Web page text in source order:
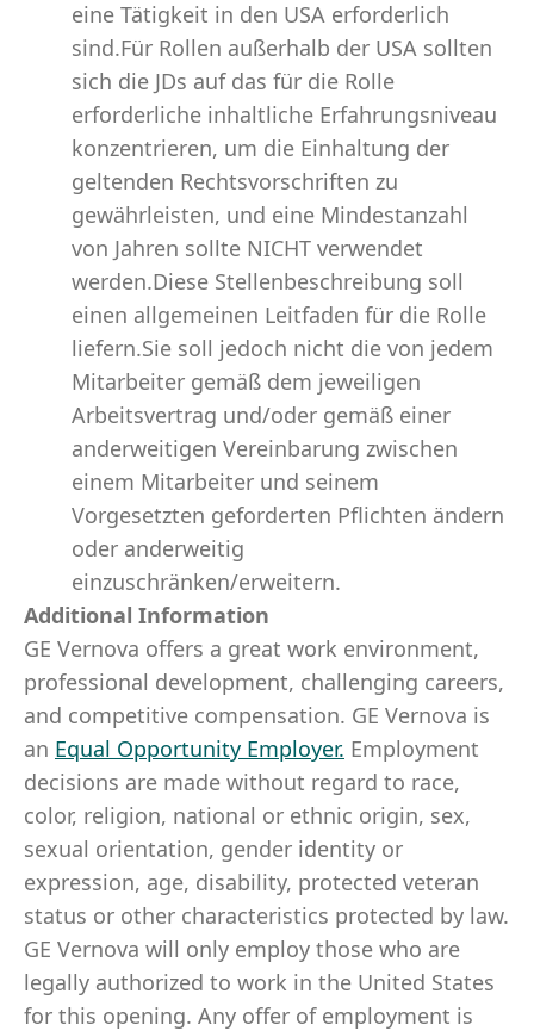
eine Tätigkeit in den USA erforderlich
sind.Für Rollen außerhalb der USA sollten
sich die JDs auf das für die Rolle
erforderliche inhaltliche Erfahrungsniveau
konzentrieren, um die Einhaltung der
geltenden Rechtsvorschriften zu
gewährleisten, und eine Mindestanzahl
von Jahren sollte NICHT verwendet
werden.Diese Stellenbeschreibung soll
einen allgemeinen Leitfaden für die Rolle
liefern.Sie soll jedoch nicht die von jedem
Mitarbeiter gemäß dem jeweiligen
Arbeitsvertrag und/oder gemäß einer
anderweitigen Vereinbarung zwischen
einem Mitarbeiter und seinem
Vorgesetzten geforderten Pflichten ändern
oder anderweitig
einzuschränken/erweitern.
Additional Information
GE Vernova offers a great work environment,
professional development, challenging careers,
and competitive compensation. GE Vernova is
an Equal Opportunity Employer. Employment
decisions are made without regard to race,
color, religion, national or ethnic origin, sex,
sexual orientation, gender identity or
expression, age, disability, protected veteran
status or other characteristics protected by law.
GE Vernova will only employ those who are
legally authorized to work in the United States
for this opening. Any offer of employment is